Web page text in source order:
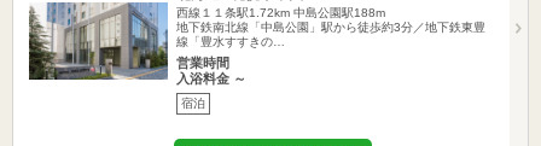
西線１１条駅1.72km 中島公園駅188m
地下鉄南北線「中島公園」駅から徒歩約3分／地下鉄東豊
線「豊水すすきの…
営業時間
入浴料金 ～
宿泊